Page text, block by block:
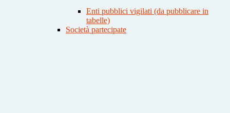
Enti pubblici vigilati (da pubblicare in
tabelle)
Società partecipate